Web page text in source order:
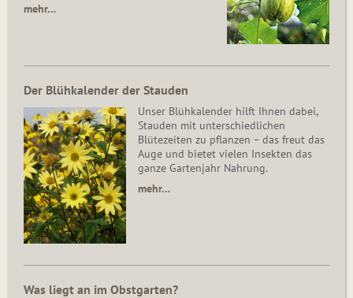
mehr…
Der Blühkalender der Stauden
Unser Blühkalender hilft Ihnen dabei,
Stauden mit unterschiedlichen
Blütezeiten zu pflanzen – das freut das
Auge und bietet vielen Insekten das
ganze Gartenjahr Nahrung.
mehr…
Was liegt an im Obstgarten?